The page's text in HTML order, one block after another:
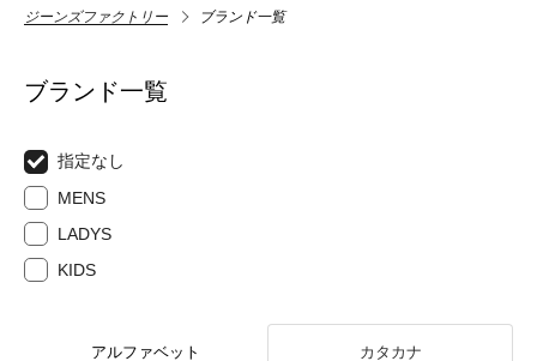
ジーンズファクトリー ブランド一覧
ブランド一覧
指定なし
MENS
LADYS
KIDS
アルファベット カタカナ